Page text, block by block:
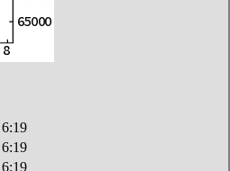
6:19
6:19
6:19